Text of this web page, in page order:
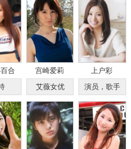
合
宫崎爱莉
艾薇女优
上户彩
演员，歌手